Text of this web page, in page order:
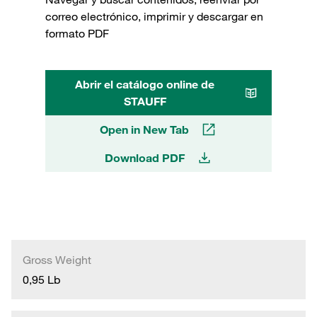
correo electrónico, imprimir y descargar en
formato PDF
Abrir el catálogo online de
STAUFF
Open in New Tab
Download PDF
Gross Weight
0,95 Lb